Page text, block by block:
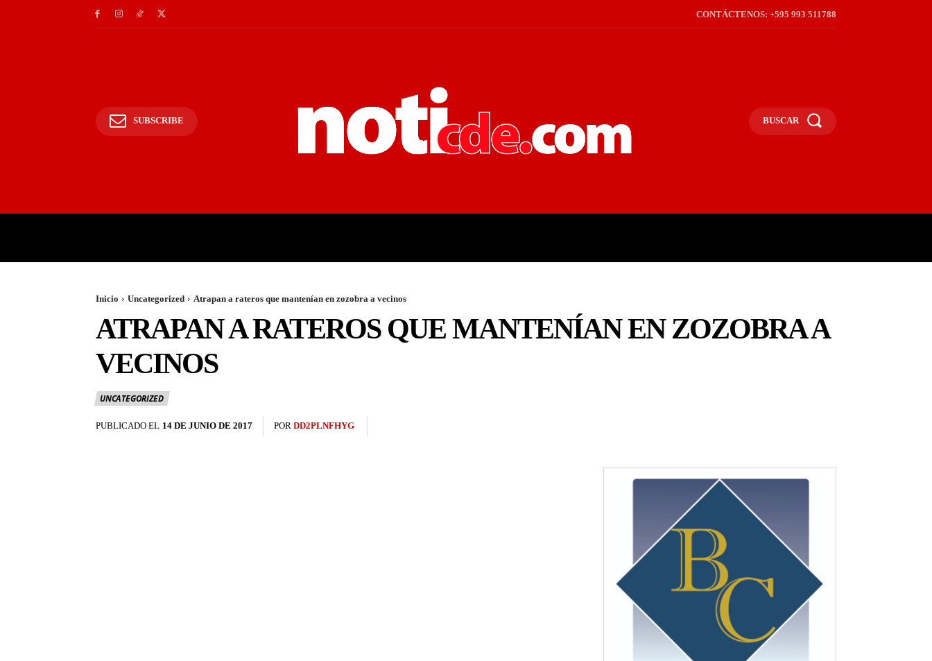
CONTÁCTENOS: +595 993 511788
SUBSCRIBE BUSCAR
Inicio Uncategorized Atrapan a rateros que mantenían en zozobra a vecinos
ATRAPAN A RATEROS QUE MANTENÍAN EN ZOZOBRA A
VECINOS
UNCATEGORIZED
PUBLICADO EL 14 DE JUNIO DE 2017 POR DD2PLNFHYG